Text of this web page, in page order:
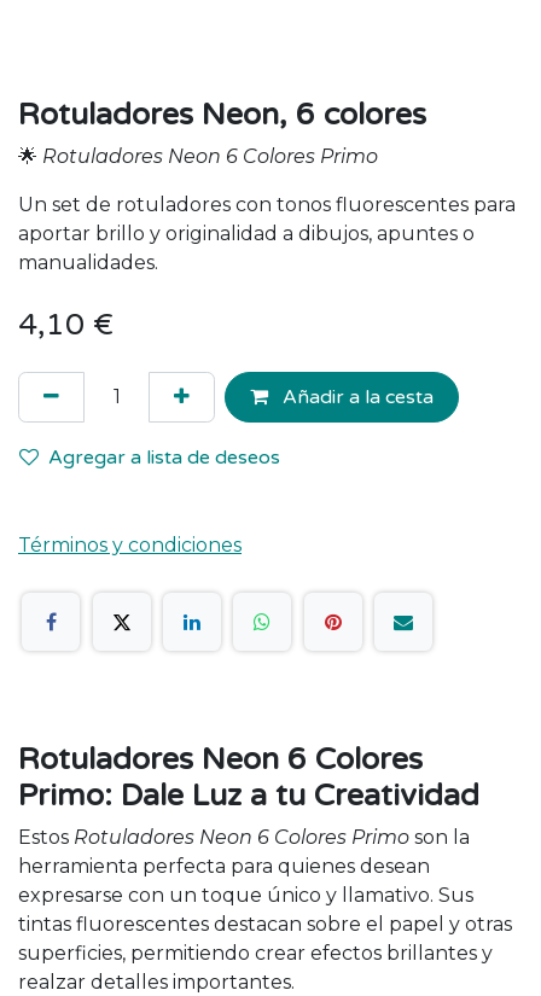
Rotuladores Neon, 6 colores
🌟 Rotuladores Neon 6 Colores Primo
Un set de rotuladores con tonos fluorescentes para
aportar brillo y originalidad a dibujos, apuntes o
manualidades.
4,10 €
Añadir a la cesta
Agregar a lista de deseos
Términos y condiciones
Rotuladores Neon 6 Colores
Primo: Dale Luz a tu Creatividad
Estos Rotuladores Neon 6 Colores Primo son la
herramienta perfecta para quienes desean
expresarse con un toque único y llamativo. Sus
tintas fluorescentes destacan sobre el papel y otras
superficies, permitiendo crear efectos brillantes y
realzar detalles importantes.